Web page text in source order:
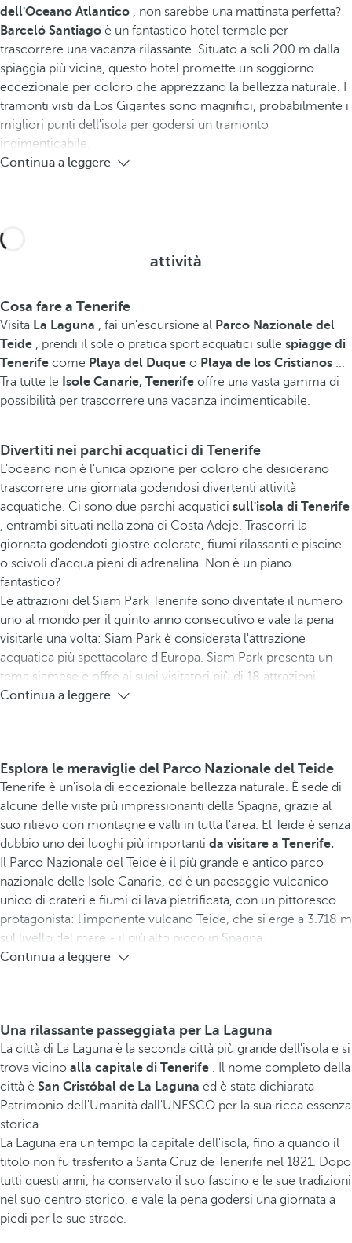
dell'Oceano Atlantico , non sarebbe una mattinata perfetta?
Barceló Santiago è un fantastico hotel termale per
trascorrere una vacanza rilassante. Situato a soli 200 m dalla
spiaggia più vicina, questo hotel promette un soggiorno
eccezionale per coloro che apprezzano la bellezza naturale. I
tramonti visti da Los Gigantes sono magnifici, probabilmente i
migliori punti dell'isola per godersi un tramonto
indimenticabile.
Continua a leggere
attività
Cosa fare a Tenerife
Visita La Laguna , fai un'escursione al Parco Nazionale del
Teide , prendi il sole o pratica sport acquatici sulle spiagge di
Tenerife come Playa del Duque o Playa de los Cristianos ...
Tra tutte le Isole Canarie, Tenerife offre una vasta gamma di
possibilità per trascorrere una vacanza indimenticabile.
Divertiti nei parchi acquatici di Tenerife
L'oceano non è l'unica opzione per coloro che desiderano
trascorrere una giornata godendosi divertenti attività
acquatiche. Ci sono due parchi acquatici sull'isola di Tenerife
, entrambi situati nella zona di Costa Adeje. Trascorri la
giornata godendoti giostre colorate, fiumi rilassanti e piscine
o scivoli d'acqua pieni di adrenalina. Non è un piano
fantastico?
Le attrazioni del Siam Park Tenerife sono diventate il numero
uno al mondo per il quinto anno consecutivo e vale la pena
visitarle una volta: Siam Park è considerata l'attrazione
acquatica più spettacolare d'Europa. Siam Park presenta un
tema siamese e offre ai suoi visitatori più di 18 attrazioni.
Continua a leggere
Esplora le meraviglie del Parco Nazionale del Teide
Tenerife è un'isola di eccezionale bellezza naturale. È sede di
alcune delle viste più impressionanti della Spagna, grazie al
suo rilievo con montagne e valli in tutta l'area. El Teide è senza
dubbio uno dei luoghi più importanti da visitare a Tenerife.
Il Parco Nazionale del Teide è il più grande e antico parco
nazionale delle Isole Canarie, ed è un paesaggio vulcanico
unico di crateri e fiumi di lava pietrificata, con un pittoresco
protagonista: l'imponente vulcano Teide, che si erge a 3.718 m
sul livello del mare - il più alto picco in Spagna.
Continua a leggere
Una rilassante passeggiata per La Laguna
La città di La Laguna è la seconda città più grande dell'isola e si
trova vicino alla capitale di Tenerife . Il nome completo della
città è San Cristóbal de La Laguna ed è stata dichiarata
Patrimonio dell'Umanità dall'UNESCO per la sua ricca essenza
storica.
La Laguna era un tempo la capitale dell'isola, fino a quando il
titolo non fu trasferito a Santa Cruz de Tenerife nel 1821. Dopo
tutti questi anni, ha conservato il suo fascino e le sue tradizioni
nel suo centro storico, e vale la pena godersi una giornata a
piedi per le sue strade.